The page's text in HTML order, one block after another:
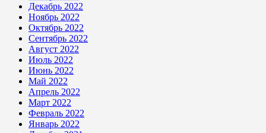
Декабрь 2022
Ноябрь 2022
Октябрь 2022
Сентябрь 2022
Август 2022
Июль 2022
Июнь 2022
Май 2022
Апрель 2022
Март 2022
Февраль 2022
Январь 2022